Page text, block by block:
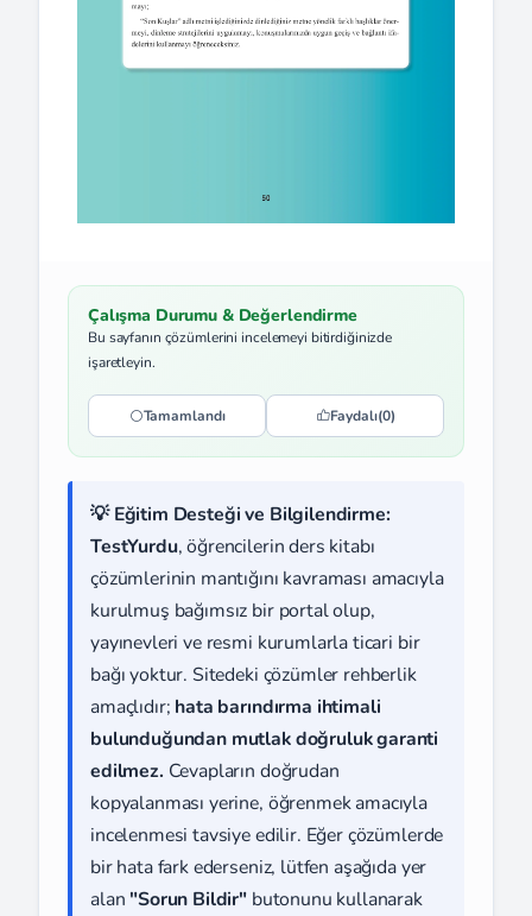
Çalışma Durumu & Değerlendirme
Bu sayfanın çözümlerini incelemeyi bitirdiğinizde
işaretleyin.
Tamamlandı Faydalı(0)
💡 Eğitim Desteği ve Bilgilendirme:
TestYurdu, öğrencilerin ders kitabı
çözümlerinin mantığını kavraması amacıyla
kurulmuş bağımsız bir portal olup,
yayınevleri ve resmi kurumlarla ticari bir
bağı yoktur. Sitedeki çözümler rehberlik
amaçlıdır; hata barındırma ihtimali
bulunduğundan mutlak doğruluk garanti
edilmez. Cevapların doğrudan
kopyalanması yerine, öğrenmek amacıyla
incelenmesi tavsiye edilir. Eğer çözümlerde
bir hata fark ederseniz, lütfen aşağıda yer
alan "Sorun Bildir" butonunu kullanarak